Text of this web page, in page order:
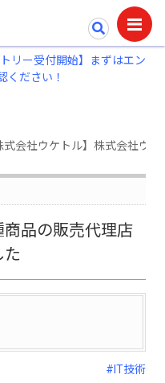
リー受付開始】まずはエン
ください！
式会社ウケトル】株式会社ウ
品の販売代理店
た
#IT技術